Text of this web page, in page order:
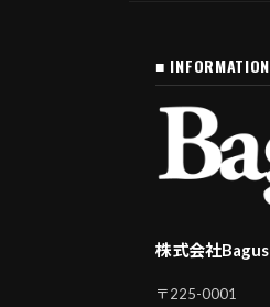
■ INFORMATION
株式会社Bagus
〒225-0001